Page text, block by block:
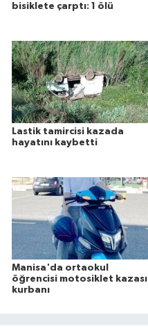
bisiklete çarptı: 1 ölü
Lastik tamircisi kazada
hayatını kaybetti
Manisa'da ortaokul
öğrencisi motosiklet kazası
kurbanı